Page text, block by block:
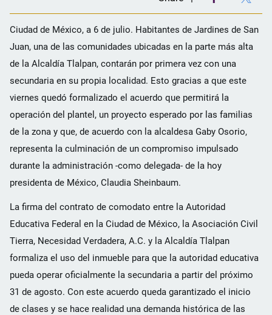
Ciudad de México, a 6 de julio. Habitantes de Jardines de San
Juan, una de las comunidades ubicadas en la parte más alta
de la Alcaldía Tlalpan, contarán por primera vez con una
secundaria en su propia localidad. Esto gracias a que este
viernes quedó formalizado el acuerdo que permitirá la
operación del plantel, un proyecto esperado por las familias
de la zona y que, de acuerdo con la alcaldesa Gaby Osorio,
representa la culminación de un compromiso impulsado
durante la administración -como delegada- de la hoy
presidenta de México, Claudia Sheinbaum.
La firma del contrato de comodato entre la Autoridad
Educativa Federal en la Ciudad de México, la Asociación Civil
Tierra, Necesidad Verdadera, A.C. y la Alcaldía Tlalpan
formaliza el uso del inmueble para que la autoridad educativa
pueda operar oficialmente la secundaria a partir del próximo
31 de agosto. Con este acuerdo queda garantizado el inicio
de clases y se hace realidad una demanda histórica de las